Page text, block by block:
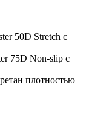
50D Stretch с
75D Non-slip с
плотностью